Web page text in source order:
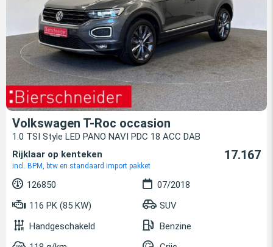
Volkswagen T-Roc occasion
1.0 TSI Style LED PANO NAVI PDC 18 ACC DAB
Rijklaar op kenteken
incl. BPM, btw en standaard import pakket
17.167
126850
07/2018
116 PK (85 KW)
SUV
Handgeschakeld
Benzine